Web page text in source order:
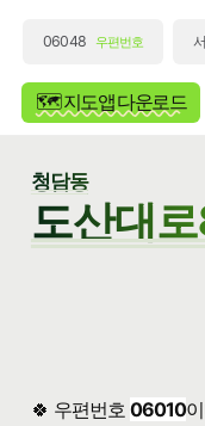
06048 우편번호
🗺️ 지도앱 다운로드
청담동
도산대
🍀 우편번호 06010